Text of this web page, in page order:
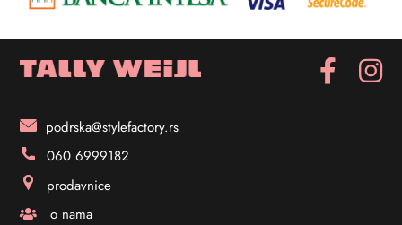
podrska@stylefactory.rs
060 6999182
prodavnice
o nama